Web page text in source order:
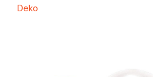
Deko